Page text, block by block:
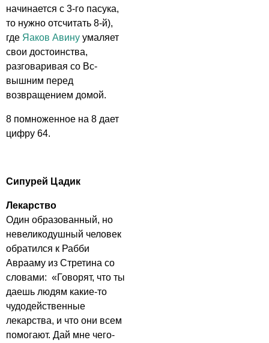
начинается с 3-го пасука,
то нужно отсчитать 8-й),
где Яаков Авину умаляет
свои достоинства,
разговаривая со Вс-
вышним перед
возвращением домой.
8 помноженное на 8 дает
цифру 64.
Сипурей Цадик
Лекарство
Один образованный, но
невеликодушный человек
обратился к Рабби
Аврааму из Стретина со
словами: «Говорят, что ты
даешь людям какие-то
чудодейственные
лекарства, и что они всем
помогают. Дай мне чего-